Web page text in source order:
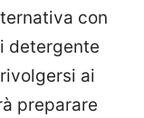
con
detergente
ai
preparare